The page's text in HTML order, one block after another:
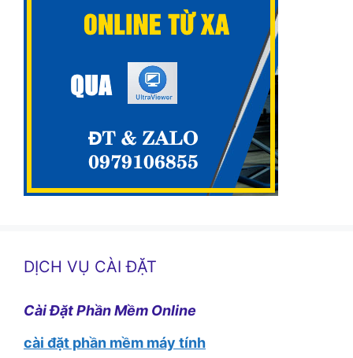
DỊCH VỤ CÀI ĐẶT
Cài Đặt Phần Mềm Online
cài đặt phần mềm máy tính